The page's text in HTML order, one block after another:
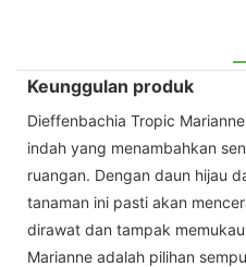
Keunggulan produk
Dieffenbachia Tropic
indah yang menambahkan
ruangan. Dengan daun hijau
tanaman ini pasti akan
dirawat dan tampak
Marianne adalah pilihan